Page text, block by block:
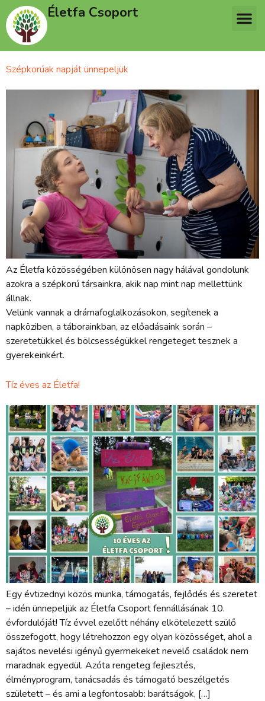
Életfa Csoport
Szépkorúak napját ünnepeljük
Az Életfa közösségében különösen nagy hálával gondolunk
azokra a szépkorú társainkra, akik nap mint nap mellettünk
állnak.
Velünk vannak a drámafoglalkozásokon, segítenek a
napköziben, a táborainkban, az előadásaink során –
szeretetükkel és bölcsességükkel rengeteget tesznek a
gyerekeinkért.
Tíz éves az Életfa!
Egy évtizednyi közös munka, támogatás, fejlődés és szeretet
– idén ünnepeljük az Életfa Csoport fennállásának 10.
évfordulóját! Tíz évvel ezelőtt néhány elkötelezett szülő
összefogott, hogy létrehozzon egy olyan közösséget, ahol a
sajátos nevelési igényű gyermekeket nevelő családok nem
maradnak egyedül. Azóta rengeteg fejlesztés,
élményprogram, tanácsadás és támogató beszélgetés
született – és ami a legfontosabb: barátságok, […]